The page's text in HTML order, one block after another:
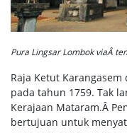
Pura Lingsar Lombok viaÂ
Raja Ketut
pada tahun 1759. Tak
Kerajaan Mataram.Â
bertujuan untuk